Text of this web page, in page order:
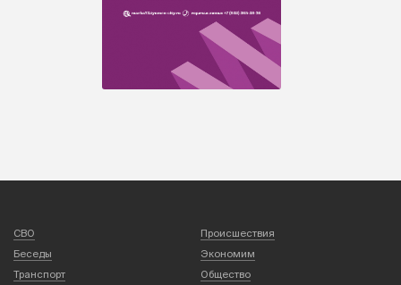
СВО
Происшествия
Беседы
Экономим
Транспорт
Общество